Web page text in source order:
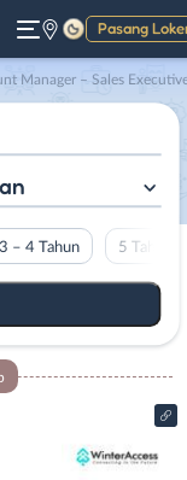
Pasang
Gelap
– Sales Executive di
3 – 4 Tahun 5 Tahun